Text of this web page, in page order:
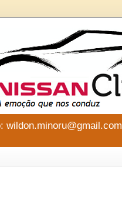
wildon.minoru@gmail.com